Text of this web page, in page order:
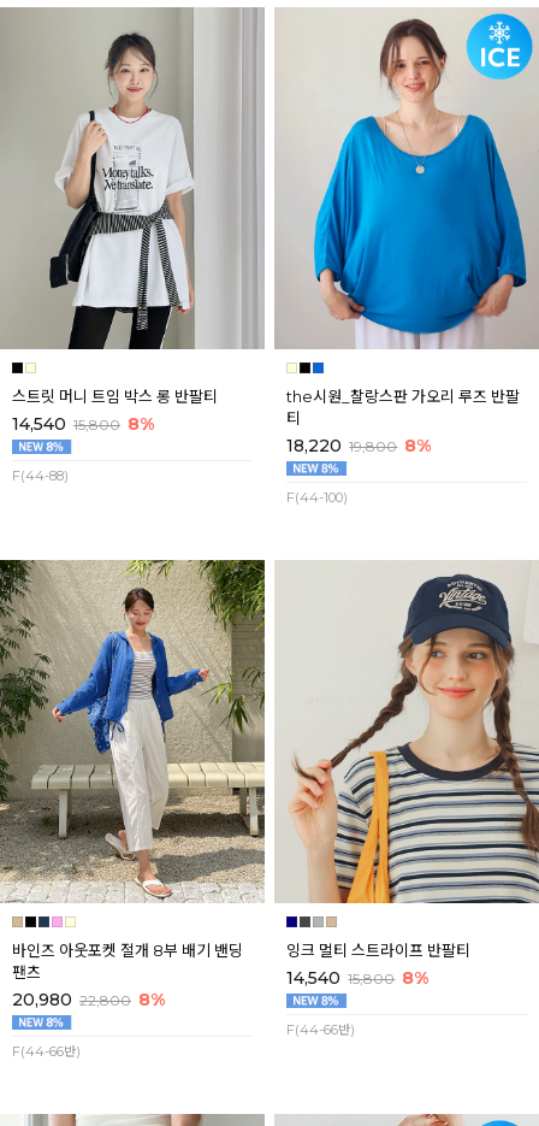
스트릿 머니 트임 박스 롱 반팔티
14,540 15,800 8%
F(44-88)
the시원_찰랑스판 가오리 루즈 반팔
티
18,220 19,800 8%
F(44-100)
바인즈 아웃포켓 절개 8부 배기 밴딩
팬츠
20,980 22,800 8%
F(44-66반)
잉크 멀티 스트라이프 반팔티
14,540 15,800 8%
F(44-66반)